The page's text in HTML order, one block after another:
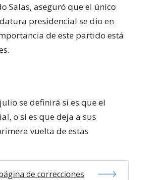
Salas, aseguró que el único
presidencial se dio en
de este partido está
se definirá si es que el
o si es que deja a sus
vuelta de estas
de correcciones